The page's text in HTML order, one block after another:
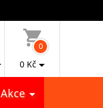
0
0 Kč
Akce